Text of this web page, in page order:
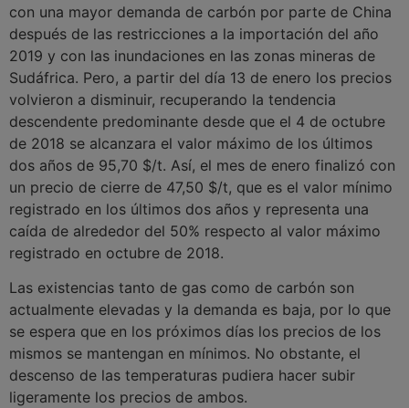
con una mayor demanda de carbón por parte de China
después de las restricciones a la importación del año
2019 y con las inundaciones en las zonas mineras de
Sudáfrica. Pero, a partir del día 13 de enero los precios
volvieron a disminuir, recuperando la tendencia
descendente predominante desde que el 4 de octubre
de 2018 se alcanzara el valor máximo de los últimos
dos años de 95,70 $/t. Así, el mes de enero finalizó con
un precio de cierre de 47,50 $/t, que es el valor mínimo
registrado en los últimos dos años y representa una
caída de alrededor del 50% respecto al valor máximo
registrado en octubre de 2018.
Las existencias tanto de gas como de carbón son
actualmente elevadas y la demanda es baja, por lo que
se espera que en los próximos días los precios de los
mismos se mantengan en mínimos. No obstante, el
descenso de las temperaturas pudiera hacer subir
ligeramente los precios de ambos.